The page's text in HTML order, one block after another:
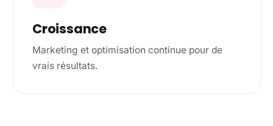
Croissance
Marketing et optimisation continue pour de
vrais résultats.